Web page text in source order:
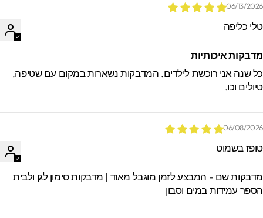
06/13/
כליפה
איכותיות
שנה אני רוכשת לילדים. המדבקות נשארות במקום עם שטיפה,
וכו.
06/08/
בשמוט
שם - המבצע לזמן מוגבל מאוד | מדבקות סימון לגן ולבית
עמידות במים וסבון